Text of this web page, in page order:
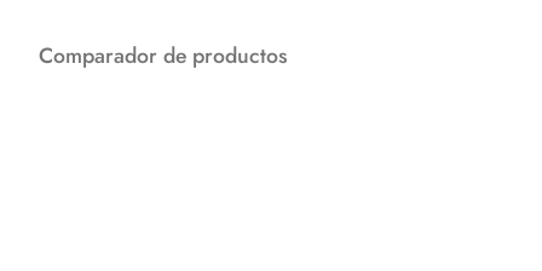
Comparador de productos